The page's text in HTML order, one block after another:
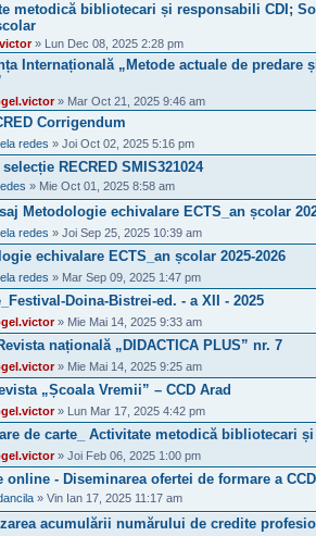
metodică bibliotecari și responsabili CDI;
» Lun Dec 08, 2025 2:28 pm
Internațională „Metode actuale de
» Mar Oct 21, 2025 9:46 am
Corrigendum
redes » Joi Oct 02, 2025 5:16 pm
RECRED SMIS321024
» Mie Oct 01, 2025 8:58 am
Metodologie echivalare ECTS_an școlar
redes » Joi Sep 25, 2025 10:39 am
echivalare ECTS_an școlar 2025-2026
redes » Mar Sep 09, 2025 1:47 pm
Doina-Bistrei-ed. - a XII - 2025
» Mie Mai 14, 2025 9:33 am
națională „DIDACTICA PLUS” nr. 7
» Mie Mai 14, 2025 9:25 am
„Școala Vremii” – CCD Arad
» Lun Mar 17, 2025 4:42 pm
de carte_ Activitate metodică bibliotecari
» Joi Feb 06, 2025 1:00 pm
online - Diseminarea ofertei de formare a
» Vin Ian 17, 2025 11:17 am
acumulării numărului de credite